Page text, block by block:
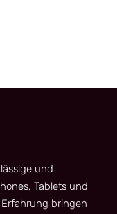
und
Tablets und
bringen